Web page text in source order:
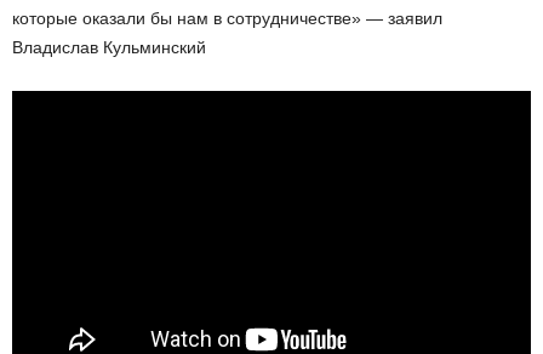
которые оказали бы нам в сотрудничестве» — заявил
Владислав Кульминский